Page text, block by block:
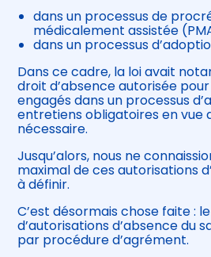
dans un processus de
médicalement assistée
dans un processus
Dans ce cadre, la loi avait
droit d’absence autorisée
engagés dans un processus
entretiens obligatoires en vue
nécessaire.
Jusqu’alors, nous ne
maximal de ces autorisations
à définir.
C’est désormais chose faite :
d’autorisations d’absence du
par procédure d’agrément.